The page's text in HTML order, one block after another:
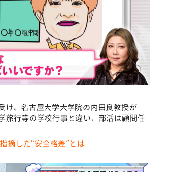
け、名古屋大学大学院の内田良教授が
旅行等の学校行事と違い、部活は顧問任
摘した“安全格差”とは